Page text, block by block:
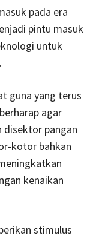
pada era
pintu masuk
untuk
guna yang terus
agar
disektor pangan
kotor bahkan
kenaikan
stimulus